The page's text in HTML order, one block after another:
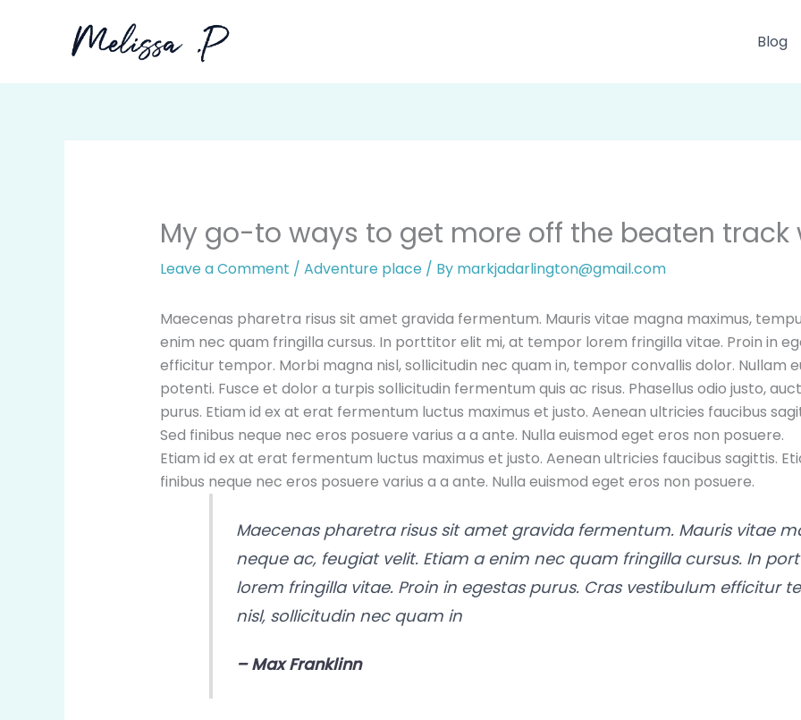
Blog
My go-to ways to get more off the beaten track
Leave a Comment / Adventure place/ By markjadarlington@gmail.com
Maecenas pharetra risus sit amet gravida fermentum. Mauris vitae magna maximus,
enim nec quam fringilla cursus. In porttitor elit mi, at tempor lorem fringilla vitae. Proin in
efficitur tempor. Morbi magna nisl, sollicitudin nec quam in, tempor convallis dolor. Nullam
potenti. Fusce et dolor a turpis sollicitudin fermentum quis ac risus. Phasellus odio justo,
purus. Etiam id ex at erat fermentum luctus maximus et justo. Aenean ultricies faucibus
Sed finibus neque nec eros posuere varius a a ante. Nulla euismod eget eros non posuere.
Etiam id ex at erat fermentum luctus maximus et justo. Aenean ultricies faucibus sagittis.
finibus neque nec eros posuere varius a a ante. Nulla euismod eget eros non posuere.
Maecenas pharetra risus sit amet gravida fermentum. Mauris vitae
neque ac, feugiat velit. Etiam a enim nec quam fringilla cursus. In
lorem fringilla vitae. Proin in egestas purus. Cras vestibulum efficitur
nisl, sollicitudin nec quam in
– Max Franklinn